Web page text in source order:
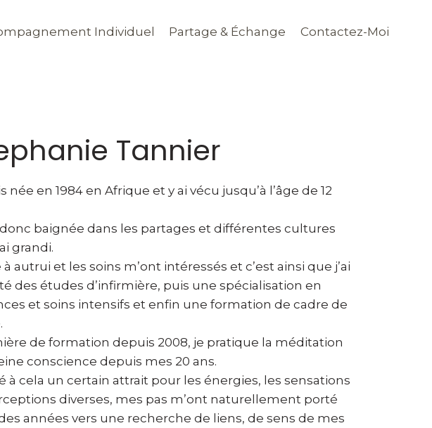
Individuel Partage & Échange Contactez-Moi
Tannier
née en 1984 en Afrique et y ai vécu jusqu’à l’âge de 12
donc baignée dans les partages et différentes cultures
grandi.
à autrui et les soins m’ont intéressés et c’est ainsi que j’ai
des études d’infirmière, puis une spécialisation en
et soins intensifs et enfin une formation de cadre de
de formation depuis 2008, je pratique la méditation
conscience depuis mes 20 ans.
à cela un certain attrait pour les énergies, les sensations
diverses, mes pas m’ont naturellement porté
années vers une recherche de liens, de sens de mes